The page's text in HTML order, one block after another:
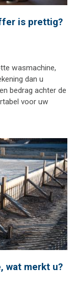
is prettig?
wasmachine,
dan u
bedrag achter de
voor uw
wat merkt u?